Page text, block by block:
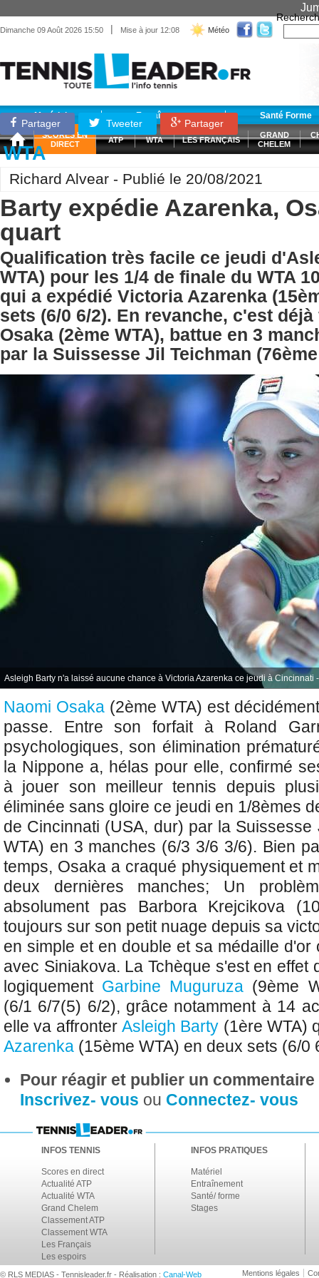
Dimanche 09 Août 2026 15:50 | Mise à jour 12:08 Météo
Matériel Entraînement Santé Forme
SCORES EN
DIRECT
ATP WTA LES FRANÇAIS
GRAND
CHELEM
Partager Tweeter Partager
WTA
Richard Alvear - Publié le 20/08/2021
Barty expédie Azarenka,
quart
Qualification très facile ce jeudi
WTA) pour les 1/4 de finale du WTA
qui a expédié Victoria Azarenka
sets (6/0 6/2). En revanche, c'est
Osaka (2ème WTA), battue en 3
par la Suissesse Jil Teichman
Asleigh Barty n'a laissé aucune chance à Victoria Azarenka ce jeudi à Cincinnati
Naomi Osaka (2ème WTA) est
passe. Entre son forfait à Roland
psychologiques, son élimination
la Nippone a, hélas pour elle, confirmé
à jouer son meilleur tennis depuis
éliminée sans gloire ce jeudi en 1/8èmes
de Cincinnati (USA, dur) par la Suissesse
WTA) en 3 manches (6/3 3/6 3/6). Bien
temps, Osaka a craqué physiquement et
deux dernières manches; Un
absolument pas Barbora Krejcikova
toujours sur son petit nuage depuis sa
en simple et en double et sa médaille d'or
avec Siniakova. La Tchèque s'est en effet
logiquement Garbine Muguruza (9ème
(6/1 6/7(5) 6/2), grâce notamment à 14
elle va affronter Asleigh Barty (1ère WTA)
Azarenka (15ème WTA) en deux sets (6/0
Pour réagir et publier un
Inscrivez- vous ou Connectez- vous
INFOS TENNIS
Scores en direct
Actualité ATP
Actualité WTA
Grand Chelem
Classement ATP
Classement WTA
Les Français
Les espoirs
INFOS PRATIQUES
Matériel
Entraînement
Santé/ forme
Stages
© RLS MEDIAS - Tennisleader.fr - Réalisation : Canal-Web Mentions légales